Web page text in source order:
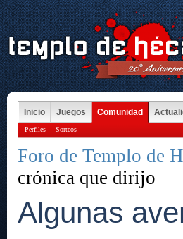
Inicio Juegos Comunidad
Perfiles Sorteos
Foro de Templo de
crónica que dirijo
Algunas